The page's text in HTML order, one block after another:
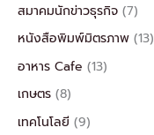
สมาคมนักข่าวธุรกิจ (7)
หนังสือพิมพ์มิตรภาพ (13)
อาหาร Cafe (13)
เกษตร (8)
เทคโนโลยี (9)